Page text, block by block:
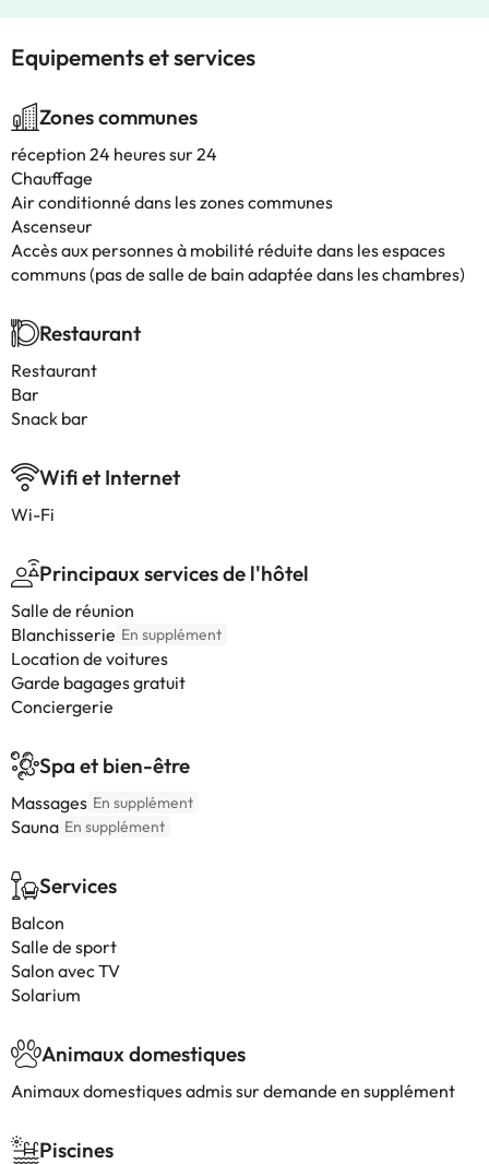
Equipements et services
Zones communes
réception 24 heures sur 24
Chauffage
Air conditionné dans les zones communes
Ascenseur
Accès aux personnes à mobilité réduite dans les espaces
communs (pas de salle de bain adaptée dans les chambres)
Restaurant
Restaurant
Bar
Snack bar
Wifi et Internet
Wi-Fi
Principaux services de l'hôtel
Salle de réunion
Blanchisserie En supplément
Location de voitures
Garde bagages gratuit
Conciergerie
Spa et bien-être
Massages En supplément
Sauna En supplément
Services
Balcon
Salle de sport
Salon avec TV
Solarium
Animaux domestiques
Animaux domestiques admis sur demande en supplément
Piscines